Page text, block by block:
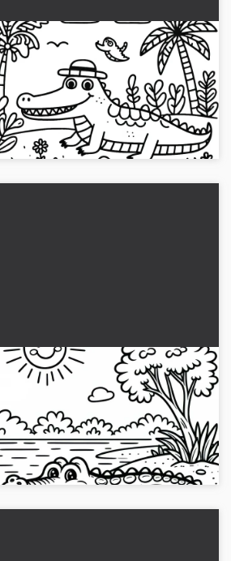
Krokotiilin väritettävä kuva
ilmaiseksi
Hanki söpö krokotiili värityskuva! Lataa
se ilmaiseksi ja tutustu luoviin
värittämismahdollisuuksiin....
Krokotiili makaa avoin suu
auringossa joen rannalla –
värityssivun yksinkertainen
ilmaisversio
Älä menetä tätä maalauksellista
krokotiilimallia! Lataa se ilmaiseksi ja
aloita heti värittäminen....